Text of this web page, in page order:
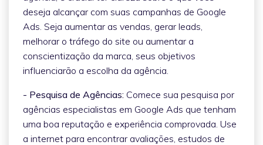
deseja alcançar com suas campanhas de Google
Ads. Seja aumentar as vendas, gerar leads,
melhorar o tráfego do site ou aumentar a
conscientização da marca, seus objetivos
influenciarão a escolha da agência.
- Pesquisa de Agências: Comece sua pesquisa por
agências especialistas em Google Ads que tenham
uma boa reputação e experiência comprovada. Use
a internet para encontrar avaliações, estudos de